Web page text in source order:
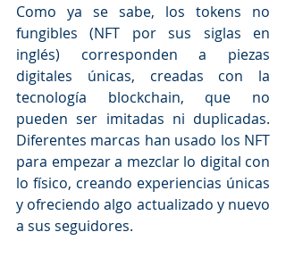
Como ya se sabe, los tokens no
fungibles (NFT por sus siglas en
inglés) corresponden a piezas
digitales únicas, creadas con la
tecnología blockchain, que no
pueden ser imitadas ni duplicadas.
Diferentes marcas han usado los NFT
para empezar a mezclar lo digital con
lo físico, creando experiencias únicas
y ofreciendo algo actualizado y nuevo
a sus seguidores.